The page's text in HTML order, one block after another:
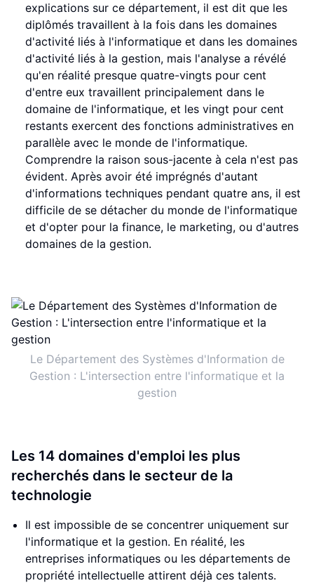
explications sur ce département, il est dit que les
diplômés travaillent à la fois dans les domaines
d'activité liés à l'informatique et dans les domaines
d'activité liés à la gestion, mais l'analyse a révélé
qu'en réalité presque quatre-vingts pour cent
d'entre eux travaillent principalement dans le
domaine de l'informatique, et les vingt pour cent
restants exercent des fonctions administratives en
parallèle avec le monde de l'informatique.
Comprendre la raison sous-jacente à cela n'est pas
évident. Après avoir été imprégnés d'autant
d'informations techniques pendant quatre ans, il est
difficile de se détacher du monde de l'informatique
et d'opter pour la finance, le marketing, ou d'autres
domaines de la gestion.
Le Département des Systèmes d'Information de
Gestion : L'intersection entre l'informatique et la
gestion
Les 14 domaines d'emploi les plus
recherchés dans le secteur de la
technologie
Il est impossible de se concentrer uniquement sur
l'informatique et la gestion. En réalité, les
entreprises informatiques ou les départements de
propriété intellectuelle attirent déjà ces talents.